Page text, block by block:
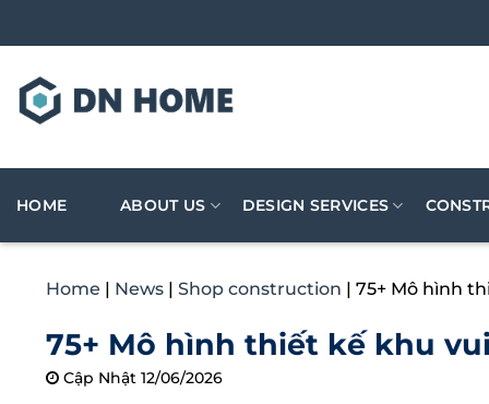
to
HOME ABOUT US DESIGN SERVICES
Home | News | Shop construction | 75+ Mô hình
75+ Mô hình thiết kế khu
Cập Nhật 12/06/2026